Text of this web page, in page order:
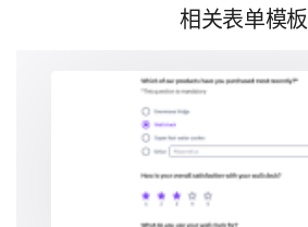
请回答以下有关讲师的问题。
讲师是否及时给予反馈？
讲师是否鼓励课堂参与？
讲师是否容易接近以进行讨论？
相关表单模板